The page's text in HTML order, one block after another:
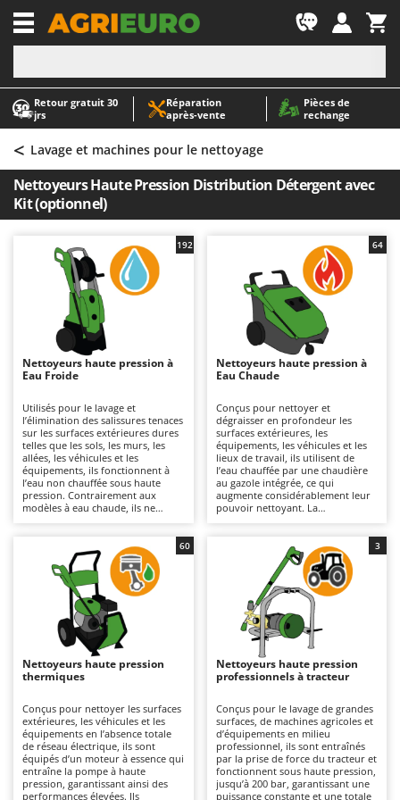
Retour gratuit 30
jrs
Réparation
après‑vente
Pièces de
rechange
-1
A
Abris de jardin
Accessoires pour tracteurs tondeuses autoportés
Aérateurs Scarificateurs pour gazon
Arracheuses de pommes de terre pour tracteur
Aspirateurs à cendres
Aspirateurs à feuilles sur roues
Aspirateurs de piscine
Aspirateurs Multifonctions
Atomiseurs agricoles pour tracteurs
Autolaveuses
Autres produits
B
Balayeuses
Bancs de scie pour le bois - Scies à bûches
Barbecues
Bennes pour tracteur
Brosses pour sols extérieurs
Brouettes à moteur
Broyeurs à axe horizontal pour tracteur
Broyeurs de branches et végétaux
Butteurs pour tracteur
C
Chargeurs de batterie - Démarreurs
Charrues pour tracteur
A
AgriEuro Premium
AgriEuro TOP-LINE
AGT
Airmec
AL-KO
ALA 2000
Alce
Alpina
Ambrogio Robot
Annovi Reverberi
ANTHBOT
Archman
Ardes
Argo
Ariete
Artus
Ausonia
Awelco
B
Baesso
Bahco
< Lavage et machines pour le nettoyage
Nettoyeurs Haute Pression Distribution Détergent avec
Kit (optionnel)
Nettoyeurs haute pression à
Eau Froide
Utilisés pour le lavage et
l’élimination des salissures tenaces
sur les surfaces extérieures dures
telles que les sols, les murs, les
allées, les véhicules et les
équipements, ils fonctionnent à
l’eau non chauffée sous haute
pression. Contrairement aux
modèles à eau chaude, ils ne
plus maniables et plus simples à
utiliser ; c’est pourquoi ils sont
également les plus répandus et les
plus vendus. Ils couvrent un large
éventail d’utilisations, du bricolage
à un usage professionnel. Leur
capacité de travail varie en
fonction de la pression (bar) et du
débit (L/min), deux paramètres qui
déterminent le rendement horaire
et l’efficacité du nettoyage. Ils
conviennent aux surfaces de taille
travaux allant des interventions
légères aux utilisations plus
intensives. Disponibles en version
monophasée 230 V, triphasée 400
V ou à batterie, ils sont équipés de
pompes axiales ou linéaires
dotées de têtes en plastique, en
aluminium ou en laiton. Ils sont
192
Nettoyeurs haute pression à
Eau Chaude
Conçus pour nettoyer et
dégraisser en profondeur les
surfaces extérieures, les
équipements, les véhicules et les
lieux de travail, ils utilisent de
l’eau chauffée par une chaudière
au gazole intégrée, ce qui
augmente considérablement leur
pouvoir nettoyant. La
graisses, les huiles et les résidus
tenaces avec une efficacité
supérieure à celle des modèles à
eau froide. Adaptés aux surfaces
de taille moyenne à grande ainsi
qu’aux très grandes surfaces, ils
offrent des résultats
professionnels et conviennent
particulièrement aux ateliers, aux
exploitations agricoles, au secteur
du bâtiment et à l’industrie.
Disponibles en version
400 V, ils doivent être raccordés
au réseau électrique au moyen
d’un câble, dont la longueur
détermine leur rayon d’action. Ils
sont équipés de pompes axiales
ou linéaires dotées de têtes en
aluminium ou en laiton, conçues
pour résister aux contraintes
64
Nettoyeurs haute pression
thermiques
Conçus pour nettoyer les surfaces
extérieures, les véhicules et les
équipements en l’absence totale
de réseau électrique, ils sont
équipés d’un moteur à essence qui
entraîne la pompe à haute
pression, garantissant ainsi des
performances élevées. Ils
60
Nettoyeurs haute pression
professionnels à tracteur
Conçus pour le lavage de grandes
surfaces, de machines agricoles et
d’équipements en milieu
professionnel, ils sont entraînés
par la prise de force du tracteur et
fonctionnent sous haute pression,
jusqu’à 200 bar, garantissant une
puissance constante et une totale
3